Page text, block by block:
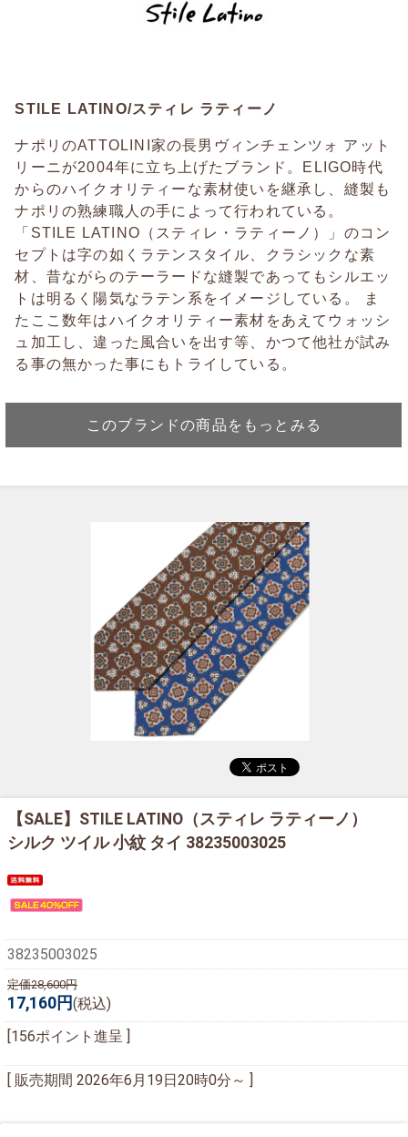
STILE LATINO/スティレ ラティーノ
ナポリのATTOLINI家の長男ヴィンチェンツォ アット
リーニが2004年に立ち上げたブランド。ELIGO時代
からのハイクオリティーな素材使いを継承し、縫製も
ナポリの熟練職人の手によって行われている。
「STILE LATINO（スティレ・ラティーノ）」のコン
セプトは字の如くラテンスタイル、クラシックな素
材、昔ながらのテーラードな縫製であってもシルエッ
トは明るく陽気なラテン系をイメージしている。 ま
たここ数年はハイクオリティー素材をあえてウォッシ
ュ加工し、違った風合いを出す等、かつて他社が試み
る事の無かった事にもトライしている。
このブランドの商品をもっとみる
【SALE】 STILE LATINO（スティレ ラティーノ）
シルク ツイル 小紋 タイ 38235003025
38235003025
定価28,600円
17,160円(税込)
[156ポイント進呈 ]
[ 販売期間 2026年6月19日20時0分 ～ ]